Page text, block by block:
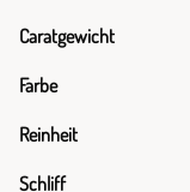
Caratgewicht
Farbe
Reinheit
Schliff